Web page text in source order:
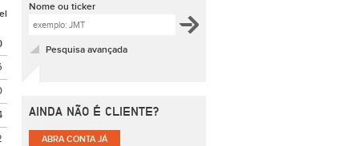
Nome ou ticker
Pesquisa avançada
AINDA NÃO É CLIENTE?
ABRA CONTA JÁ